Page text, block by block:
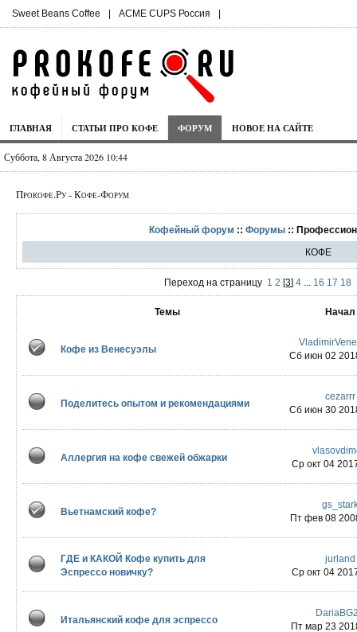
Sweet Beans Coffee | ACME CUPS Россия |
ГЛАВНАЯ СТАТЬИ ПРО КОФЕ ФОРУМ НОВОЕ НА САЙТЕ
Суббота, 8 Августа 2026 10:44
Прокофе.Ру - Кофе-Форум
Кофейный форум :: Форумы ::
КОФЕ
Переход на страницу 1 2 [3]4 16 17 18
Темы Начал
Кофе из Венесуэлы
Сб июн 02
Поделитесь опытом и рекомендациями
cezarrr
Сб июн 30
Аллергия на кофе свежей обжарки
Ср окт 04
Вьетнамский кофе?
Пт фев 08
ГДЕ и КАКОЙ Кофе купить для
Эспрессо новичку?
jurland
Ср окт 04
Итальянский кофе для эспрессо
Пт мар 23